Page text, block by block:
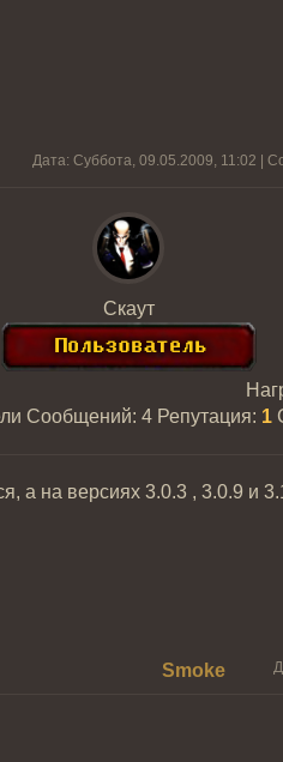
Дата: Суббота, 09.05.2009, 11:02 |
Скаут
Сообщений: 4 Репутация: 1
а на версиях 3.0.3 , 3.0.9 и
Smoke